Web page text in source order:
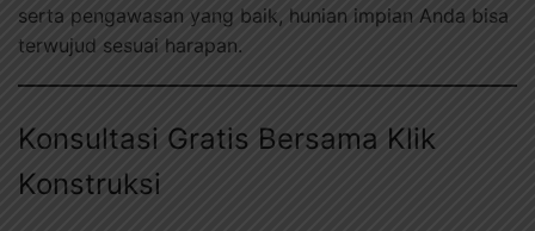
serta pengawasan yang baik, hunian impian Anda bisa
terwujud sesuai harapan.
Konsultasi Gratis Bersama Klik
Konstruksi